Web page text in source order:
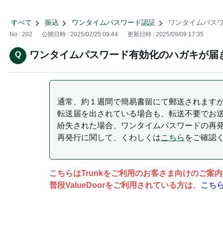
すべて > 振込 > ワンタイムパスワード認証 > ワンタイムパス
No : 202 公開日時 : 2025/02/25 09:44 更新日時 : 2025/09/09 17:35
ワンタイムパスワード有効化のハガキが届
通常、約１週間で簡易書留にて郵送されます
転送届を出されている場合も、転送不要でお
紛失された場合、ワンタイムパスワードの再
再発行に関して、くわしくはこちら をご確認
こちらはTrunkをご利用のお客さま向けのご案
普段ValueDoorをご利用されている方は、
こち